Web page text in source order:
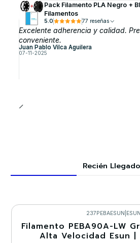
Pack Filamento PLA Negro +
Filamentos
5.0 77 reseñas
Excelente adherencia y calidad.
conveniente.
Juan Pablo Vilca Aguilera
07-11-2025
Recién
-30%
237PEBAESUN ESUN
Filamento PEBA90A-LW
Alta Velocidad Esun |